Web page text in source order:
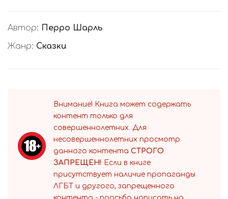
Автор: Перро Шарль
Жанр: Сказки
Внимание! Книга может содержать
контент только для
совершеннолетних. Для
несовершеннолетних просмотр
данного контента СТРОГО
ЗАПРЕЩЕН! Если в книге
присутствует наличие пропаганды
ЛГБТ и другого, запрещенного